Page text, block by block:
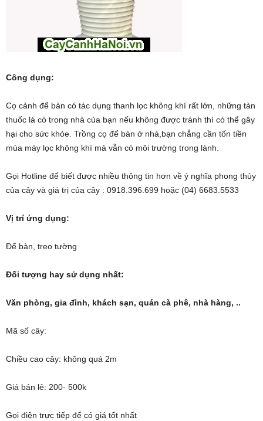
Công dụng:
Cọ cảnh để bàn có tác dụng thanh lọc không khí rất lớn, những tàn
thuốc lá có trong nhà của bạn nếu không được tránh thì có thể gây
hại cho sức khỏe. Trồng cọ để bàn ở nhà,bạn chẳng cần tốn tiền
mùa máy lọc không khí mà vẫn có môi trường trong lành.
Gọi Hotline để biết được nhiều thông tin hơn về ý nghĩa phong thủy
của cây và giá trị của cây : 0918.396.699 hoặc (04) 6683.5533
Vị trí ứng dụng:
Để bàn, treo tường
Đối tượng hay sử dụng nhất:
Văn phòng, gia đình, khách sạn, quán cà phê, nhà hàng, ..
Mã số cây:
Chiều cao cây: không quá 2m
Giá bán lẻ: 200- 500k
Gọi điện trực tiếp để có giá tốt nhất